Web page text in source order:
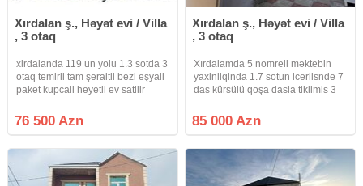
Xırdalan ş., Həyət evi / Villa
, 3 otaq
xirdalanda 119 un yolu 1.3 sotda 3
otaq temirli tam şeraitli bezi eşyali
paket kupcali heyetli ev satilir
76 500 Azn
Xırdalan ş., Həyət evi / Villa
, 3 otaq
Xırdalamda 5 nomreli məktebin
yaxinliqinda 1.7 sotun iceriisnde 7
das kürsülü qoşa dasla tikilmis 3
zsu işiq diamidir sənət kupca 2
masinliq həyeti var qiymət 85000
85 000 Azn